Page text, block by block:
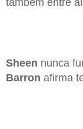
Sheen nunca
Barron afirma